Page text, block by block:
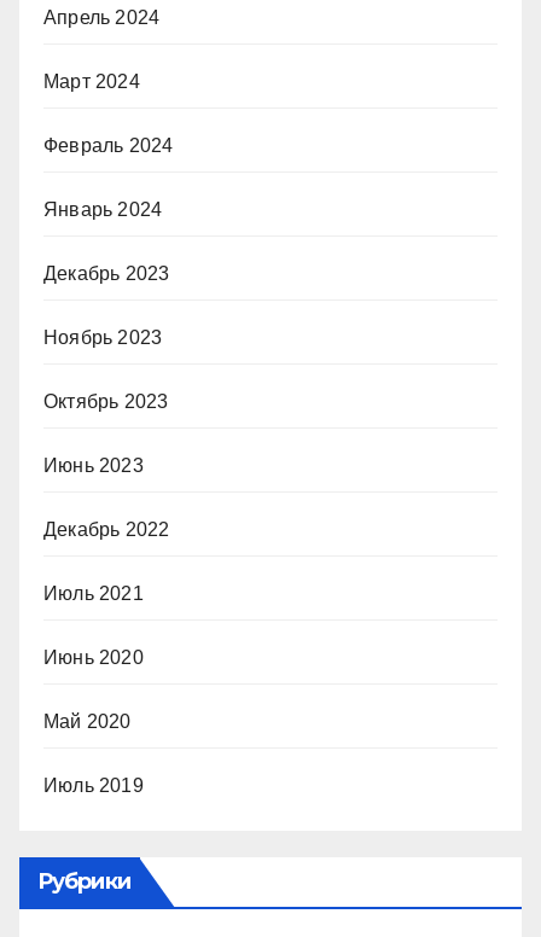
Апрель 2024
Март 2024
Февраль 2024
Январь 2024
Декабрь 2023
Ноябрь 2023
Октябрь 2023
Июнь 2023
Декабрь 2022
Июль 2021
Июнь 2020
Май 2020
Июль 2019
Рубрики